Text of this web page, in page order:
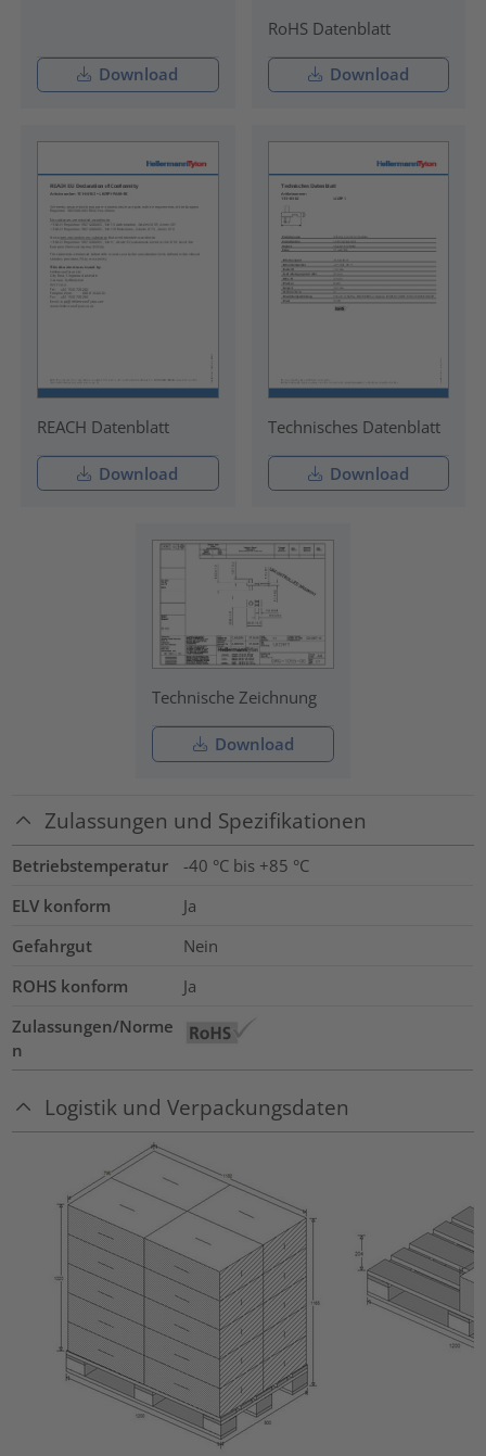
Download
RoHS Datenblatt
Download
REACH Datenblatt
Download
Technisches Datenblatt
Download
Technische Zeichnung
Download
Zulassungen und Spezifikationen
Betriebstemperatur
-40 °C bis +85 °C
ELV konform
Ja
Gefahrgut
Nein
ROHS konform
Ja
Zulassungen/Norme
n
Logistik und Verpackungsdaten